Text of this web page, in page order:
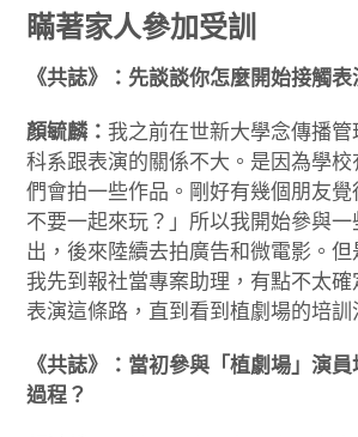
瞞著家人參加受訓
《共誌》：先談談你怎麼開始接觸表
顏毓麟：我之前在世新大學念傳播
科系跟表演的關係不大。是因為學
們會拍一些作品。剛好有幾個朋友
不要一起來玩？」所以我開始參與一
出，後來陸續去拍廣告和微電影。但
我先到報社當專案助理，有點不太
表演這條路，直到看到植劇場的培訓
《共誌》：當初參與「植劇場」演
過程？